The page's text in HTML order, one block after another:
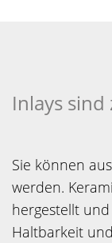
Inlays
Sie können
werden.
hergestellt
Haltbarkeit